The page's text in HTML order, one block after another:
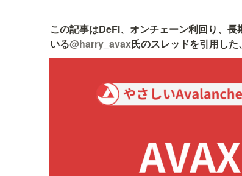
この記事はDeFi、オンチェーン利回り、
いる@harry_avax氏のスレッドを引用した